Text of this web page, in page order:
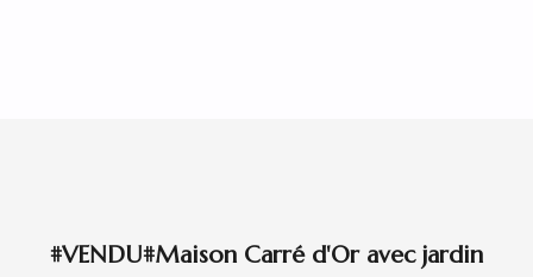
#VENDU#Maison Carré d'Or avec jardin